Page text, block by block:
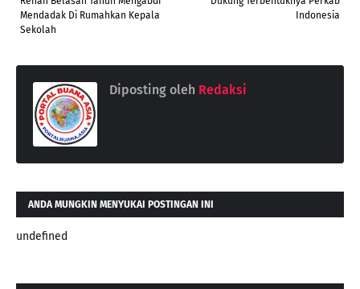
Indonesia
Mendadak Di Rumahkan Kepala
Sekolah
Diposting oleh Redaksi
ANDA MUNGKIN MENYUKAI POSTINGAN INI
undefined